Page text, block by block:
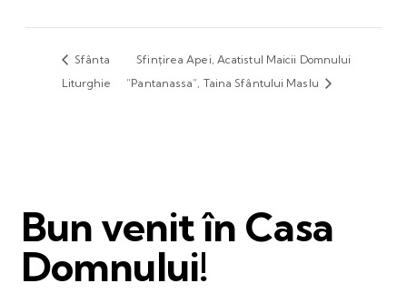
Sfânta
Liturghie
Sfințirea Apei, Acatistul Maicii Domnului
”Pantanassa”, Taina Sfântului Maslu
Bun venit în Casa
Domnului!